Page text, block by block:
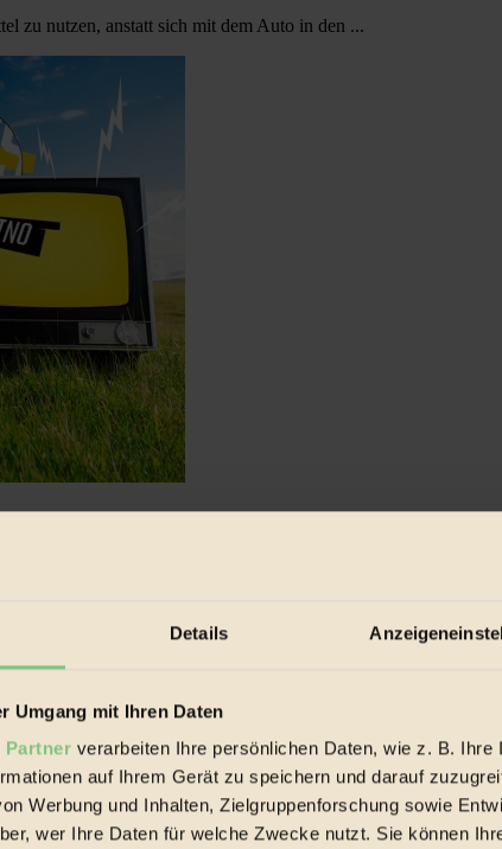
Details
Umgang mit Ihren Daten
Partner verarbeiten Ihre persönlichen Daten, wie z. B.
auf Ihrem Gerät zu speichern und darauf
Werbung und Inhalten, Zielgruppenforschung sowie
wer Ihre Daten für welche Zwecke nutzt. Sie können
zu nutzen, anstatt sich mit dem Auto in den ...